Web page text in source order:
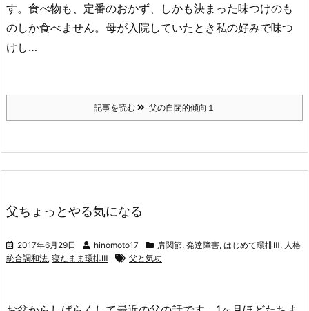
す。食べ物も、定番のおかず、しかも決まった味つけのも
のしか食べません。母が入院していたとき私の好みで味つ
けし…
記事を読む 父の自閉的傾向１
父ちょっとやる気になる
2017年6月29日 hinomoto17 肩関節, 発達障害, はじめて環排Ⅲ, 人格
統合調和法, 寝たまま環排Ⅲ 父と気功